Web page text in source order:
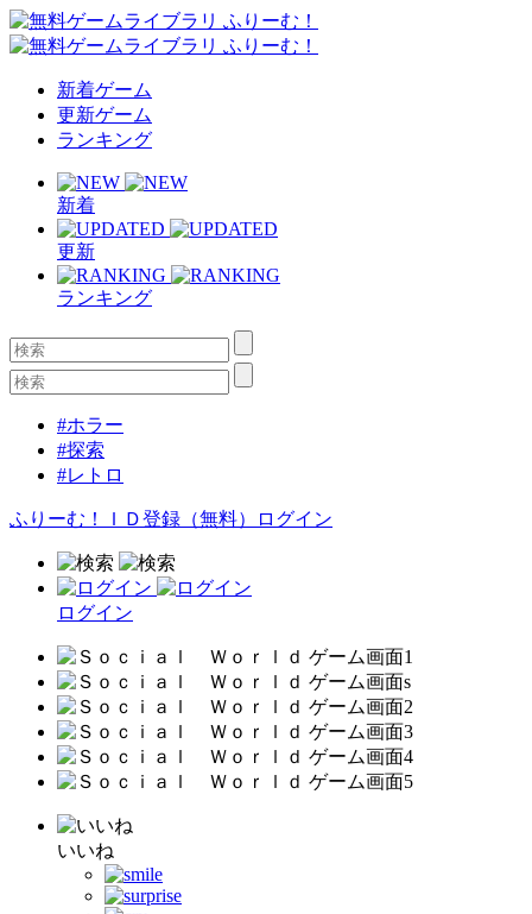
新着ゲーム
更新ゲーム
ランキング
新着
更新
ランキング
#ホラー
#探索
#レトロ
ふりーむ！ＩＤ登録（無料） ログイン
ログイン
いいね